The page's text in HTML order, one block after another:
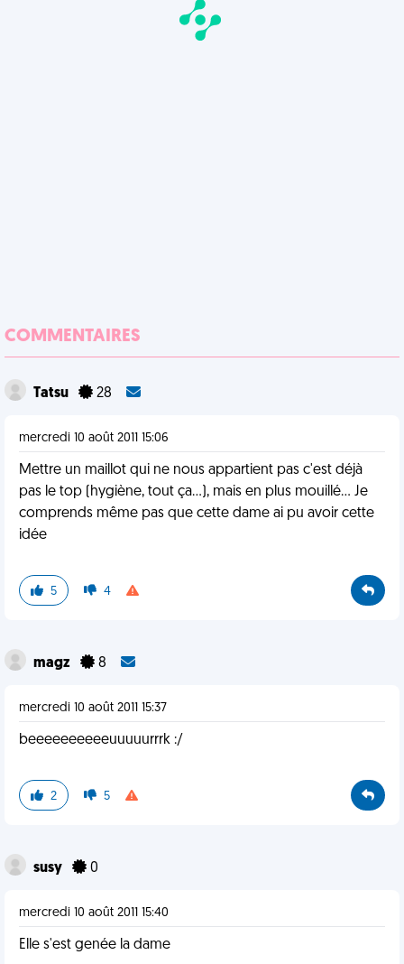
COMMENTAIRES
Tatsu 28
mercredi 10 août 2011 15:06
Mettre un maillot qui ne nous appartient pas c'est déjà
pas le top (hygiène, tout ça...), mais en plus mouillé... Je
comprends même pas que cette dame ai pu avoir cette
idée
5 4
magz 8
mercredi 10 août 2011 15:37
beeeeeeeeeeuuuuurrrk :/
2 5
susy 0
mercredi 10 août 2011 15:40
Elle s'est genée la dame